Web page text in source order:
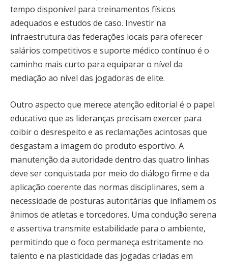
tempo disponível para treinamentos físicos
adequados e estudos de caso. Investir na
infraestrutura das federações locais para oferecer
salários competitivos e suporte médico contínuo é o
caminho mais curto para equiparar o nível da
mediação ao nível das jogadoras de elite.
Outro aspecto que merece atenção editorial é o papel
educativo que as lideranças precisam exercer para
coibir o desrespeito e as reclamações acintosas que
desgastam a imagem do produto esportivo. A
manutenção da autoridade dentro das quatro linhas
deve ser conquistada por meio do diálogo firme e da
aplicação coerente das normas disciplinares, sem a
necessidade de posturas autoritárias que inflamem os
ânimos de atletas e torcedores. Uma condução serena
e assertiva transmite estabilidade para o ambiente,
permitindo que o foco permaneça estritamente no
talento e na plasticidade das jogadas criadas em